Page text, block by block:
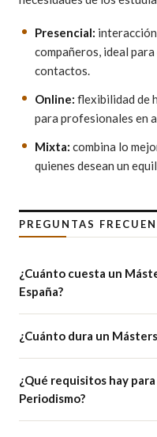
Presencial:
compañeros, ideal
contactos.
Online: flexibilidad de
para profesionales en
Mixta: combina lo
quienes desean un
PREGUNTAS
¿Cuánto cuesta un
España?
¿Cuánto dura un
¿Qué requisitos hay
Periodismo?